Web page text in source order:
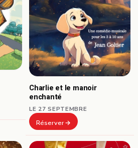
Charlie et le manoir
enchanté
LE 27 SEPTEMBRE
Réserver